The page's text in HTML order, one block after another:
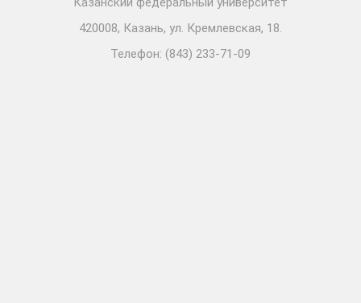
420008, Казань, ул. Кремлевская, 18.
Телефон: (843) 233-71-09